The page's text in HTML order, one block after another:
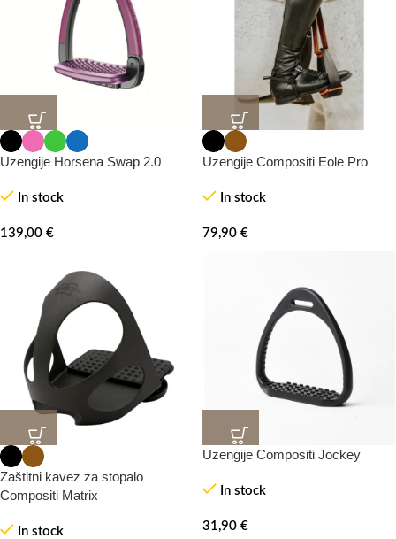
HOT
Uzengije Horsena Swap 2.0
In stock
139,00 €
Uzengije Compositi Eole Pro
In stock
79,90 €
Zaštitni kavez za stopalo
Compositi Matrix
In stock
Uzengije Compositi Jockey
In stock
31,90 €